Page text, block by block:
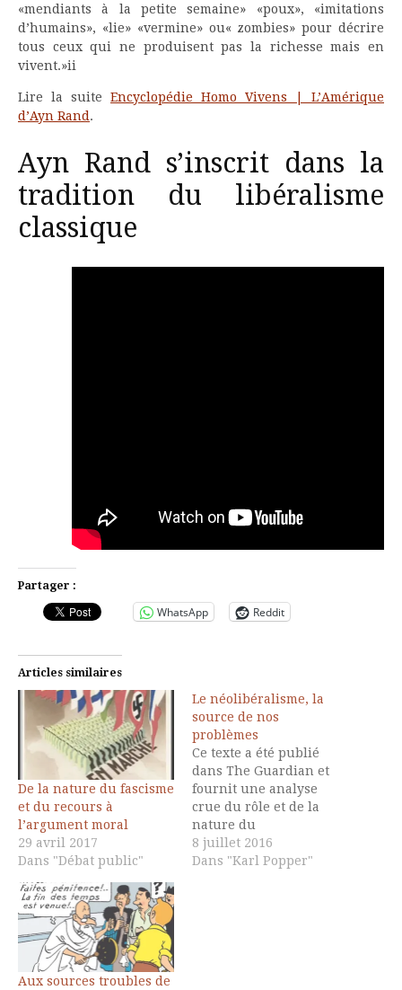
«mendiants à la petite semaine» «poux», «imitations
d’humains», «lie» «vermine» ou« zombies» pour décrire
tous ceux qui ne produisent pas la richesse mais en
vivent.»ii
Lire la suite Encyclopédie Homo Vivens | L’Amérique
d’Ayn Rand.
Ayn Rand s’inscrit dans la
tradition du libéralisme
classique
Partager :
WhatsApp Reddit
Articles similaires
De la nature du fascisme
et du recours à
l’argument moral
29 avril 2017
Dans "Débat public"
Le néolibéralisme, la
source de nos
problèmes
Ce texte a été publié
dans The Guardian et
fournit une analyse
crue du rôle et de la
nature du
néolibéralisme. Doctrine
fondée en 1938 au
8 juillet 2016
Dans "Karl Popper"
Aux sources troubles de